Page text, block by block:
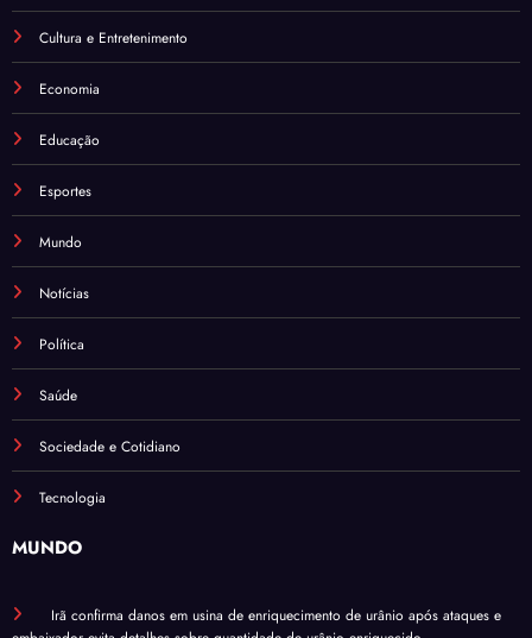
Cultura e Entretenimento
Economia
Educação
Esportes
Mundo
Notícias
Política
Saúde
Sociedade e Cotidiano
Tecnologia
MUNDO
Irã confirma danos em usina de enriquecimento de urânio após ataques e